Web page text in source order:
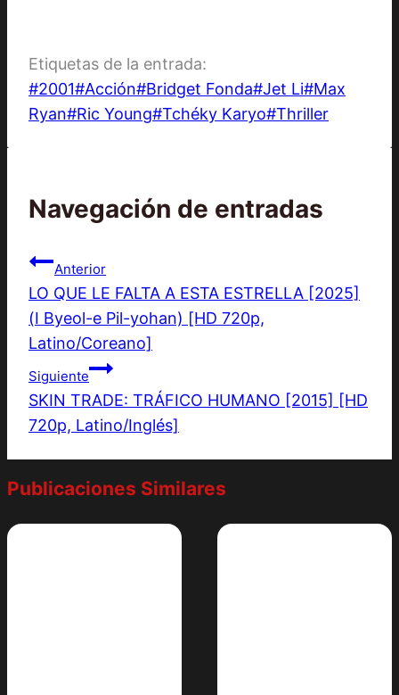
Etiquetas de la entrada:
#2001#Acción#Bridget Fonda#Jet Li#Max
Ryan#Ric Young#Tchéky Karyo#Thriller
Navegación de entradas
Anterior
LO QUE LE FALTA A ESTA ESTRELLA [2025]
(I Byeol-e Pil-yohan) [HD 720p,
Latino/Coreano]
Siguiente
SKIN TRADE: TRÁFICO HUMANO [2015] [HD
720p, Latino/Inglés]
Publicaciones Similares